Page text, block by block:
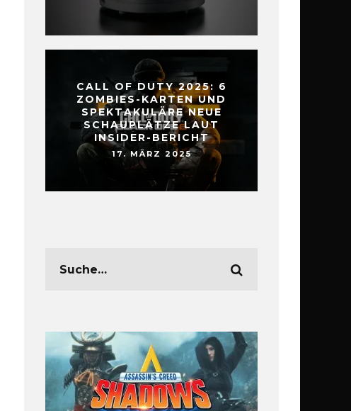
CALL OF DUTY 2025: 6
ZOMBIES-KARTEN UND
SPEKTAKULÄRE NEUE
SCHAUPLÄTZE LAUT
INSIDER-BERICHT
17. MÄRZ 2025